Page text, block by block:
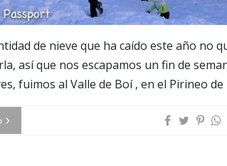
de nieve que ha caído este año no
así que nos escapamos un fin de
fuimos al Valle de Boí , en el Pirineo